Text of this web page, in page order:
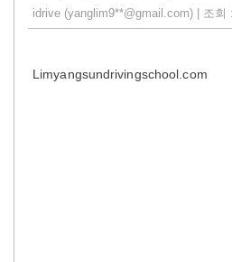
idrive (yanglim9**@gmail.com) | 조
Limyangsundrivingschool.com